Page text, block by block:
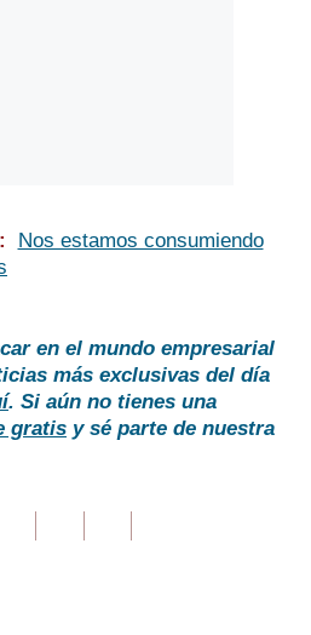
Nos estamos consumiendo
en el mundo empresarial
más exclusivas del día
. Si aún no tienes una
gratis y sé parte de nuestra